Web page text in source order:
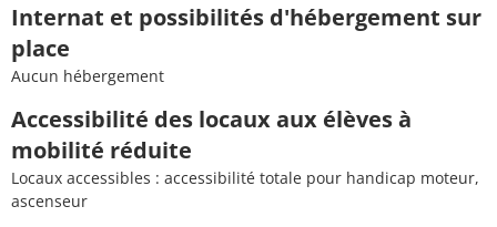
Internat et possibilités d'hébergement sur
place
Aucun hébergement
Accessibilité des locaux aux élèves à
mobilité réduite
Locaux accessibles : accessibilité totale pour handicap moteur,
ascenseur